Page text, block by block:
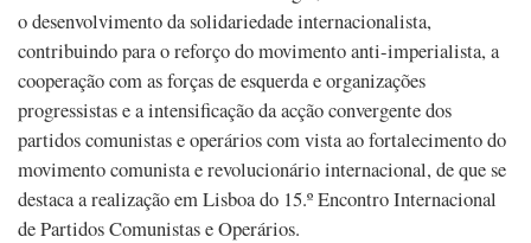
o desenvolvimento da solidariedade internacionalista,
contribuindo para o reforço do movimento anti-imperialista, a
cooperação com as forças de esquerda e organizações
progressistas e a intensificação da acção convergente dos
partidos comunistas e operários com vista ao fortalecimento do
movimento comunista e revolucionário internacional, de que se
destaca a realização em Lisboa do 15.º Encontro Internacional
de Partidos Comunistas e Operários.